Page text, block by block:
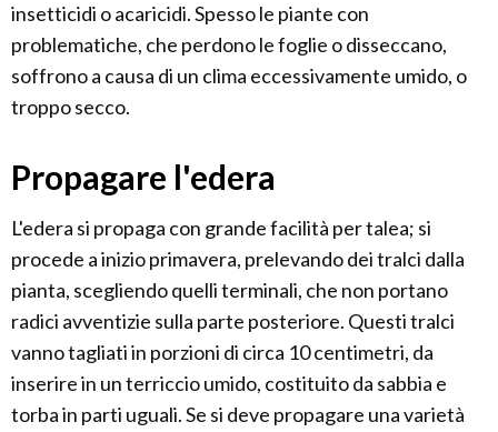
insetticidi o acaricidi. Spesso le piante con
problematiche, che perdono le foglie o disseccano,
soffrono a causa di un clima eccessivamente umido, o
troppo secco.
Propagare l'edera
L'edera si propaga con grande facilità per talea; si
procede a inizio primavera, prelevando dei tralci dalla
pianta, scegliendo quelli terminali, che non portano
radici avventizie sulla parte posteriore. Questi tralci
vanno tagliati in porzioni di circa 10 centimetri, da
inserire in un terriccio umido, costituito da sabbia e
torba in parti uguali. Se si deve propagare una varietà